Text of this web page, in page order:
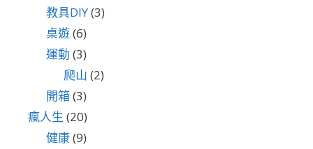
教具DIY(3)
桌遊(6)
運動 (3)
爬山 (2)
開箱(3)
瘋人生 (20)
健康(9)